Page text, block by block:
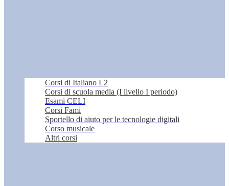
Corsi di Italiano L2
Corsi di scuola media (I livello I periodo)
Esami CELI
Corsi Fami
Sportello di aiuto per le tecnologie digitali
Corso musicale
Altri corsi